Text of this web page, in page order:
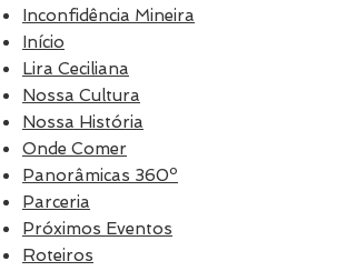
Inconfidência Mineira
Início
Lira Ceciliana
Nossa Cultura
Nossa História
Onde Comer
Panorâmicas 360º
Parceria
Próximos Eventos
Roteiros